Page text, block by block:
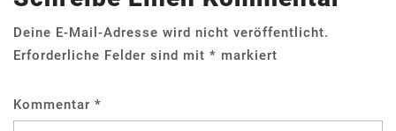
Deine E-Mail-Adresse wird nicht veröffentlicht.
Erforderliche Felder sind mit * markiert
Kommentar *